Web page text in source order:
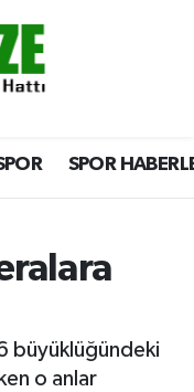
SPOR
büyüklüğündeki
o anlar